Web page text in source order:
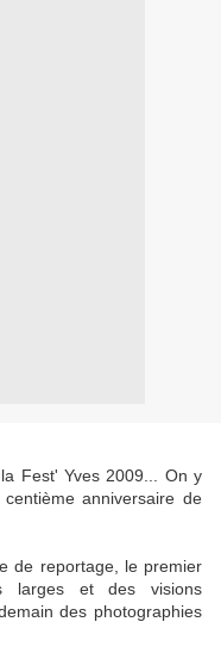
Fest' Yves 2009... On y
anniversaire de
de reportage, le premier
larges et des visions
des photographies